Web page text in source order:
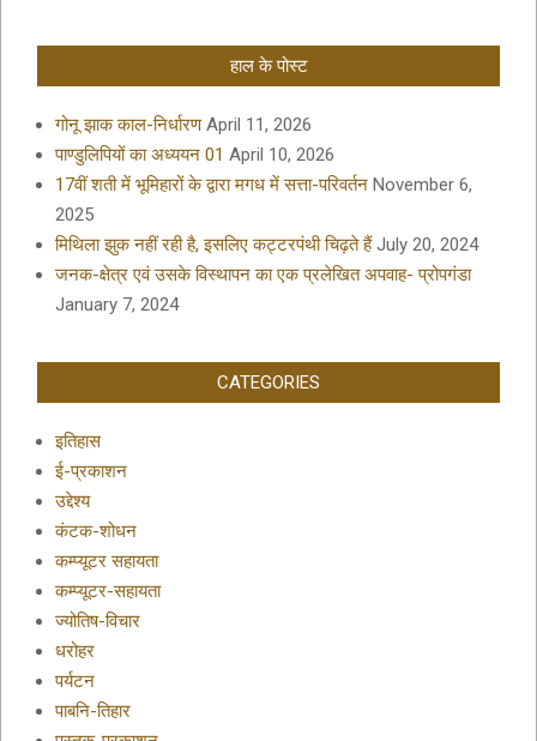
हाल के पोस्ट
गोनू झाक काल-निर्धारण April 11, 2026
पाण्डुलिपियों का अध्ययन 01 April 10, 2026
17वीं शती में भूमिहारों के द्वारा मगध में सत्ता-परिवर्तन November 6,
2025
मिथिला झुक नहीं रही है, इसलिए कट्टरपंथी चिढ़ते हैं July 20, 2024
जनक-क्षेत्र एवं उसके विस्थापन का एक प्रलेखित अपवाह- प्रोपगंडा
January 7, 2024
CATEGORIES
इतिहास
ई-प्रकाशन
उद्देश्य
कंटक-शोधन
कम्प्यूटर सहायता
कम्प्यूटर-सहायता
ज्योतिष-विचार
धरोहर
पर्यटन
पाबनि-तिहार